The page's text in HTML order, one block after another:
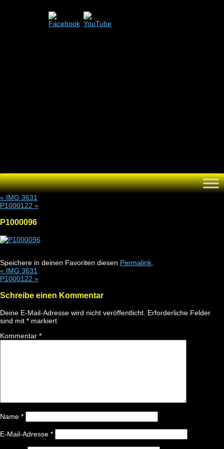
Zum
Inhalt
springen
« IMG 3631
P1000122 »
P1000096
Speichere in deinen Favoriten diesen Permalink
« IMG 3631
P1000122 »
Schreibe einen Kommentar
Deine E-Mail-Adresse wird nicht veröffentlicht. Erforderliche Felder
sind mit * markiert
Kommentar *
Name *
E-Mail-Adresse *